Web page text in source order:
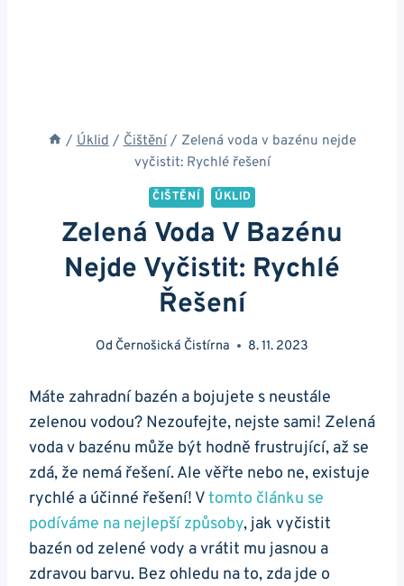
/ Úklid / Čištění / Zelená voda v bazénu nejde
vyčistit: Rychlé řešení
ČIŠTĚNÍ ÚKLID
Zelená Voda V Bazénu
Nejde Vyčistit: Rychlé
Řešení
Od Černošická Čistírna 8. 11. 2023
Máte zahradní bazén a bojujete s neustále
zelenou vodou? Nezoufejte, nejste sami! Zelená
voda v bazénu může být hodně frustrující, až se
zdá, že nemá řešení. Ale věřte nebo ne, existuje
rychlé a účinné řešení! Vtomto článku se
podíváme na nejlepší způsoby, jak vyčistit
bazén od zelené vody a vrátit mu jasnou a
zdravou barvu. Bez ohledu na to, zda jde o